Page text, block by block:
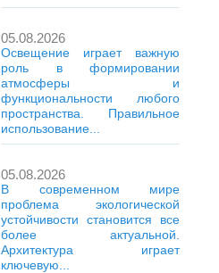
05.08.2026
Освещение играет важную
роль в формировании
атмосферы и
функциональности любого
пространства. Правильное
использование...
05.08.2026
В современном мире
проблема экологической
устойчивости становится все
более актуальной.
Архитектура играет
ключевую...